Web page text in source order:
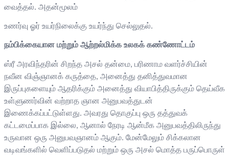
வைத்தல். அதன்மூலம்
உணர்வு ஓர் உயர்நிலைக்கு உயர்ந்து செல்லுதல்.
நம்பிக்கையான மற்றும் ஆற்றல்மிக்க உலகக் கண்ணோட்டம்
ஸ்ரீ அரவிந்தரின் சிறந்த அசல் தன்மை, பரிணாம வளர்ச்சியின்
நவீன விஞ்ஞானக் கருத்தை, அனைத்து தனித்துவமான
இருப்புகளையும் ஆதரிக்கும் அனைத்து வியாபித்திருக்கும் தெய்வீக
உள்ளுணர்வின் வற்றாத ஞான அனுபவத்துடன்
இணைக்கப்பட்டுள்ளது. அவரது தொகுப்பு ஒரு தத்துவக்
கட்டமைப்பாக இல்லை, ஆனால் நேரடி ஆன்மீக அனுபவத்திலிருந்து
உருவான ஒரு அனுபவஞானம் ஆகும். மேன்மேலும் சிக்கலான
வடிவங்களில் வெளிப்படுதல் மற்றும் ஒரு அசல் மொத்த பருப்பொருள்